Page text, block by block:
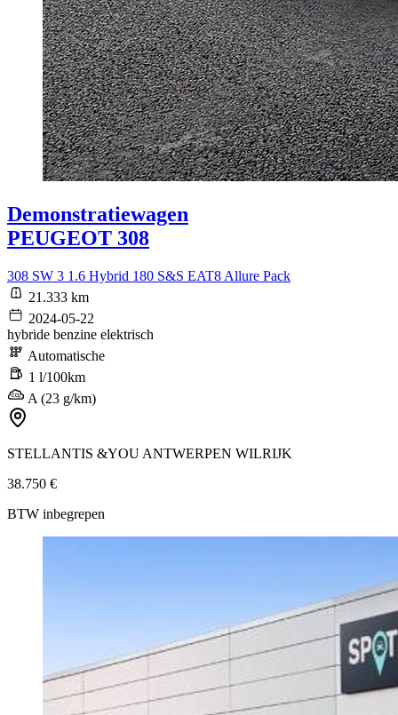
Demonstratiewagen
PEUGEOT 308
308 SW 3 1.6 Hybrid 180 S&S EAT8 Allure Pack
21.333 km
2024-05-22
hybride benzine elektrisch
Automatische
1 l/100km
A (23 g/km)
STELLANTIS &YOU ANTWERPEN WILRIJK
38.750 €
BTW inbegrepen